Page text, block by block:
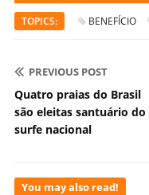
TOPICS: BENEFÍCIO
PREVIOUS POST
Quatro praias do Brasil
são eleitas santuário do
surfe nacional
You may also read!